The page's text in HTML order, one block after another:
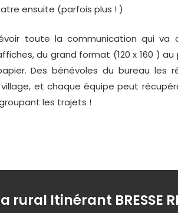
ensuite (parfois plus ! )
toute la communication qui va
du grand format (120 x 160 )
Des bénévoles du bureau les
et chaque équipe peut
les trajets !
Itinérant BRESSE